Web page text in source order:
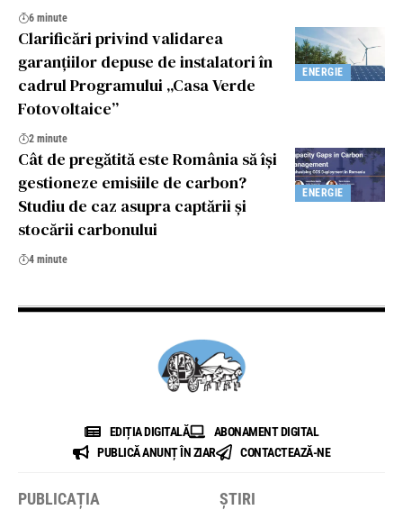
6 minute
ENERGIE
Clarificări privind validarea
garanțiilor depuse de instalatori în
cadrul Programului „Casa Verde
Fotovoltaice”
2 minute
ENERGIE
Cât de pregătită este România să își
gestioneze emisiile de carbon?
Studiu de caz asupra captării și
stocării carbonului
4 minute
EDIȚIA DIGITALĂ
ABONAMENT DIGITAL
PUBLICĂ ANUNȚ ÎN ZIAR
CONTACTEAZĂ-NE
PUBLICAȚIA ȘTIRI